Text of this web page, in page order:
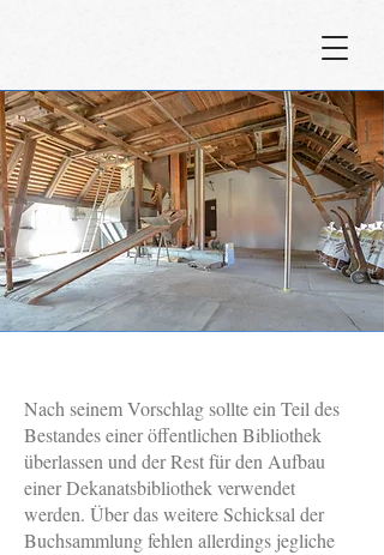
Nach seinem Vorschlag sollte ein Teil des
Bestandes einer öffentlichen Bibliothek
überlassen und der Rest für den Aufbau
einer Dekanatsbibliothek verwendet
werden. Über das weitere Schicksal der
Buchsammlung fehlen allerdings jegliche